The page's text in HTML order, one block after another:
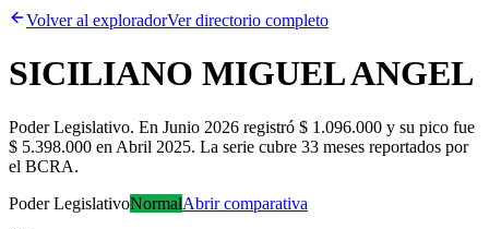
Volver al exploradorVer directorio completo
SICILIANO MIGUEL ANGEL
Poder Legislativo. En Junio 2026 registró $ 1.096.000 y su pico fue
$ 5.398.000 en Abril 2025. La serie cubre 33 meses reportados por
el BCRA.
Poder LegislativoNormalAbrir comparativa